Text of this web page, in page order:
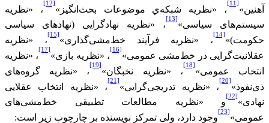
آهنین»
[11]
، «نظریه شبکه‌ي موضوعات بحث‌انگیز»
[12]
، «نظریه
سیستم‌های سیاسی»
[13]
، «نظریه نهادگرایی (نهادهای سیاسی
حکومت)»
[14]
، «نظریه فرآیند خط‌مشی‌گذاری»
[15]
، «نظریه
عقلانیت‌گرایی در خط‌مشی عمومی»
[16]
، «نظریه ‌بازی»
[17]
، «نظریه
انتخاب عمومی»
[18]
، «نظریه نخبگان»
[19]
، «نظریه گروه‌های
ذی‌نفوذ»
[20]
، «نظریه تدریجی‌گرایی»
[21]
، «نظریه انتخاب عقلایی
نهادی»
[22]
و «نظریه مطالعات تطبیقی خط‌مشی‌های
عمومی»
[23]
وجود دارد، ولی تمرکز نویسنده بر چارچوب‌ زير است: